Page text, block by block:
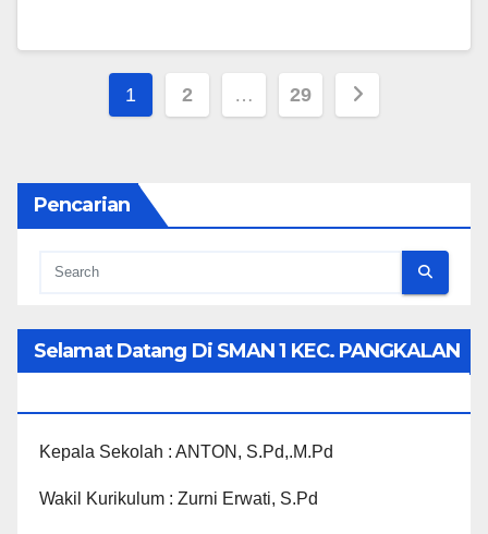
Posts
1 2 … 29
Pencarian
Selamat Datang Di SMAN 1 KEC. PANGKALAN
Kepala Sekolah : ANTON, S.Pd,.M.Pd
Wakil Kurikulum : Zurni Erwati, S.Pd